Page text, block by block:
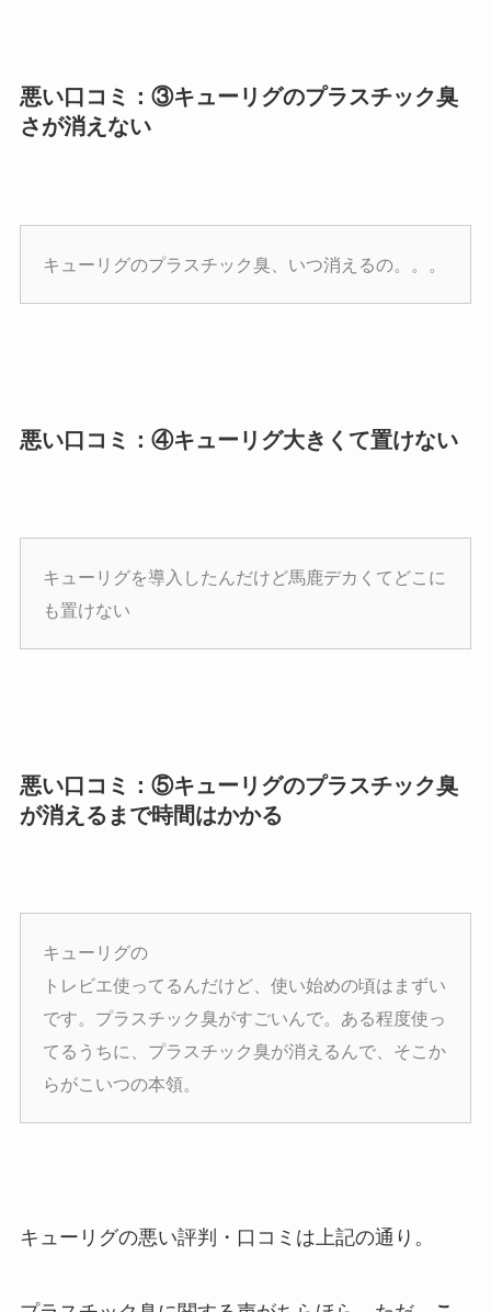
悪い口コミ：③キューリグのプラスチック臭
さが消えない
キューリグのプラスチック臭、いつ消えるの。。。
悪い口コミ：④キューリグ大きくて置けない
キューリグを導入したんだけど馬鹿デカくてどこに
も置けない
悪い口コミ：⑤キューリグのプラスチック臭
が消えるまで時間はかかる
キューリグの
トレビエ使ってるんだけど、使い始めの頃はまずい
です。プラスチック臭がすごいんで。ある程度使っ
てるうちに、プラスチック臭が消えるんで、そこか
らがこいつの本領。
キューリグの悪い評判・口コミは上記の通り。